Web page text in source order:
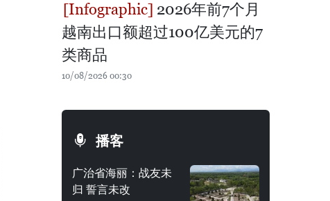
2026年前7个月
越南出口额超过100亿美元的7
类商品
10/08/2026 00:30
播客
广治省海丽：战友未
归 誓言未改